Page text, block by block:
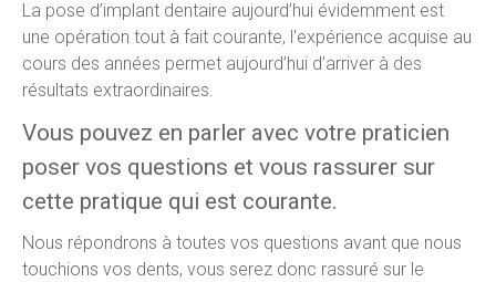
La pose d’implant dentaire aujourd’hui évidemment est
une opération tout à fait courante, l'expérience acquise au
cours des années permet aujourd’hui d’arriver à des
résultats extraordinaires.
Vous pouvez en parler avec votre praticien
poser vos questions et vous rassurer sur
cette pratique qui est courante.
Nous répondrons à toutes vos questions avant que nous
touchions vos dents, vous serez donc rassuré sur le